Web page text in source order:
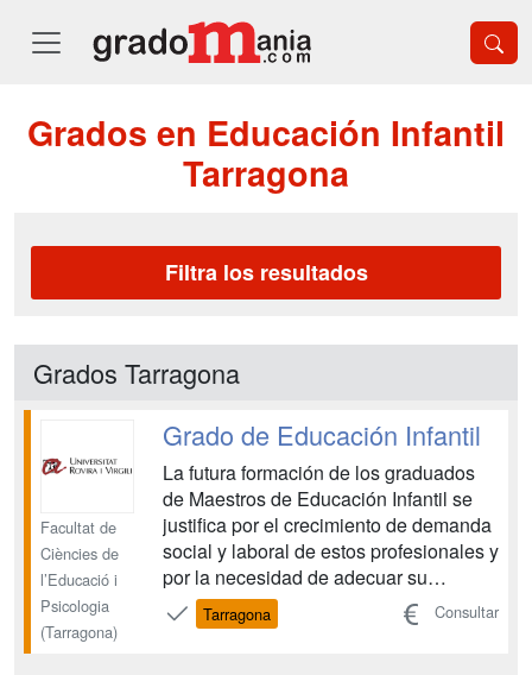
Grados en Educación Infantil
Tarragona
Filtra los resultados
Grados Tarragona
Facultat de
Ciències de
l’Educació i
Psicologia
(Tarragona)
Grado de Educación Infantil
La futura formación de los graduados
de Maestros de Educación Infantil se
justifica por el crecimiento de demanda
social y laboral de estos profesionales y
por la necesidad de adecuar su
formación a las nuevas exigencias
sociales. Por eso, el nuevo grado de
Tarragona Consultar